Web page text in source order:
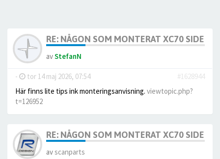
RE: NÅGON SOM MONTERAT XC70 SIDE
avStefanN
- tor 14 maj 2026, 07:54
#1628944
Här finns lite tips ink monteringsanvisning. viewtopic.php?
t=126952
RE: NÅGON SOM MONTERAT XC70 SIDE
avscanparts